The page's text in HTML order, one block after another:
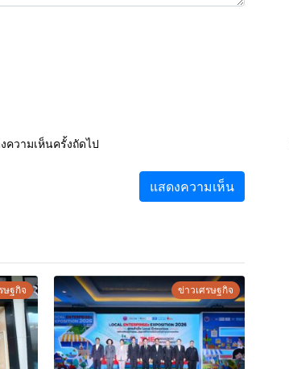
วามเห็นครั้งถัดไป
ษฐกิจ ข่าวเศรษฐกิจ